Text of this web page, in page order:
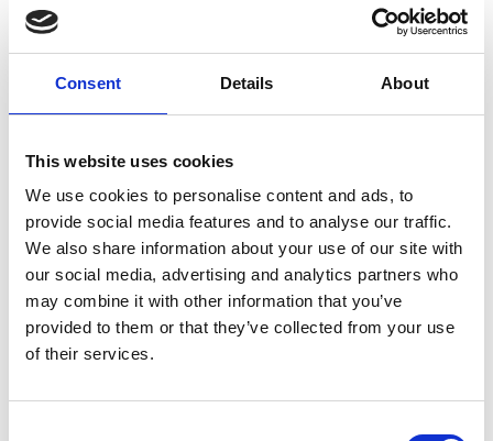
Consent Details About
This website uses cookies
We use cookies to personalise content and ads, to
provide social media features and to analyse our traffic.
We also share information about your use of our site with
our social media, advertising and analytics partners who
may combine it with other information that you’ve
provided to them or that they’ve collected from your use
of their services.
pensieri, tra classici rivisitati e voci emergenti. La
stagione 2013-2014 trasforma il teatro in uno
interrogare.